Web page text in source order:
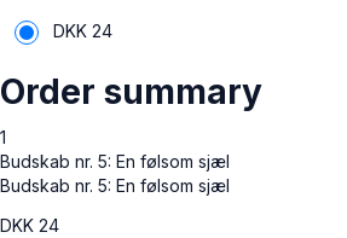
DKK 24
Order summary
1
Budskab nr. 5: En følsom sjæl
Budskab nr. 5: En følsom sjæl
DKK 24